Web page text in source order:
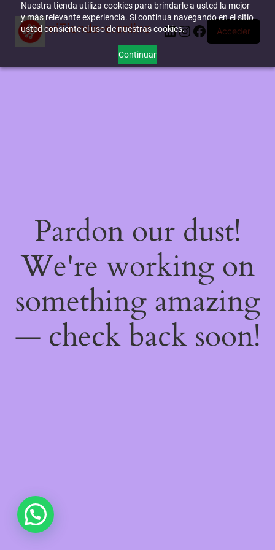
Nuestra tienda utiliza cookies para brindarle a usted la mejor
y más relevante experiencia. Si continua navegando en el sitio
usted consiente el uso de nuestras cookies.
Continuar
miTienda-e.online LinkedIn
Instagram
Facebook
Acceder
Pardon our dust!
We're working on
something amazing
— check back soon!